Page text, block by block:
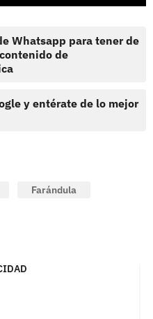
Whatsapp para tener de
de
y entérate de lo mejor
Farándula